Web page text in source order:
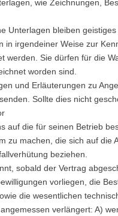
wie Zeichnungen,
Unterlagen bleiben
in irgendeiner Weise zur
werden. Sie dürfen für die
worden sind.
und Erläuterungen zu
Sollte dies nicht
auf die für seinen Betrieb
zu machen, die sich auf
beziehen.
sobald der Vertrag
vorliegen, die
die wesentlichen
verlängert: A)